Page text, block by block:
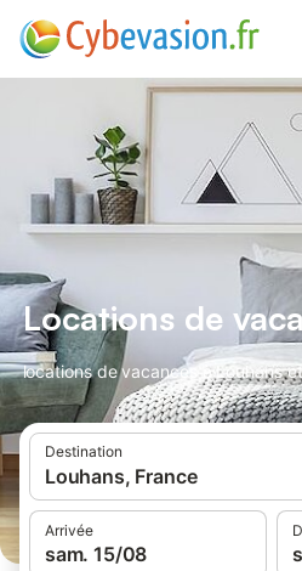
Locations de
locations de vacances à Louhans
Destination
Louhans, France
Arrivée
sam. 15/08